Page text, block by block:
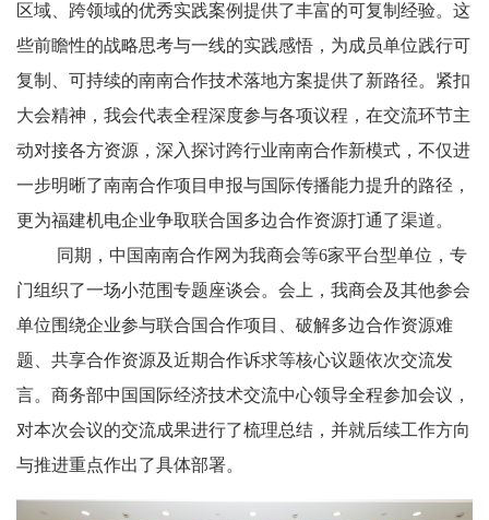
区域、跨领域的优秀实践案例提供了丰富的可复制经验。这
些前瞻性的战略思考与一线的实践感悟，为成员单位践行可
复制、可持续的南南合作技术落地方案提供了新路径。紧扣
大会精神，我会代表全程深度参与各项议程，在交流环节主
动对接各方资源，深入探讨跨行业南南合作新模式，不仅进
一步明晰了南南合作项目申报与国际传播能力提升的路径，
更为福建机电企业争取联合国多边合作资源打通了渠道。
同期，中国南南合作网为我商会等6家平台型单位，专
门组织了一场小范围专题座谈会。会上，我商会及其他参会
单位围绕企业参与联合国合作项目、破解多边合作资源难
题、共享合作资源及近期合作诉求等核心议题依次交流发
言。商务部中国国际经济技术交流中心领导全程参加会议，
对本次会议的交流成果进行了梳理总结，并就后续工作方向
与推进重点作出了具体部署。